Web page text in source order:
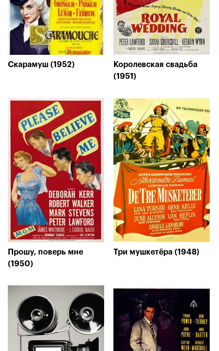
Скарамуш (1952)
Королевская свадьба
(1951)
Прошу, поверь мне
(1950)
Три мушкетёра (1948)